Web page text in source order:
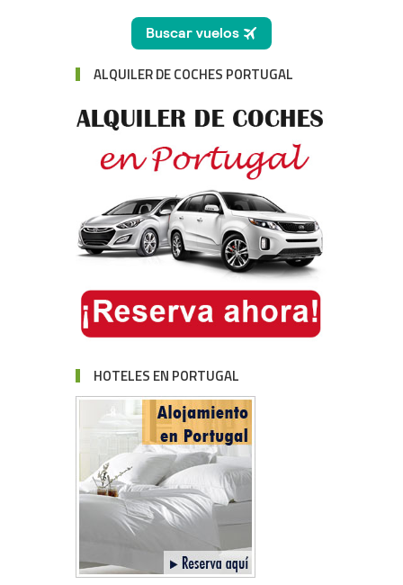
ALQUILER DE COCHES PORTUGAL
HOTELES EN PORTUGAL